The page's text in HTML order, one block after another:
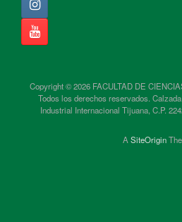
Copyright © 2026 FACULTAD DE
Todos los derechos reservados.
Industrial Internacional Tijuana, C.P.
A SiteOrigin